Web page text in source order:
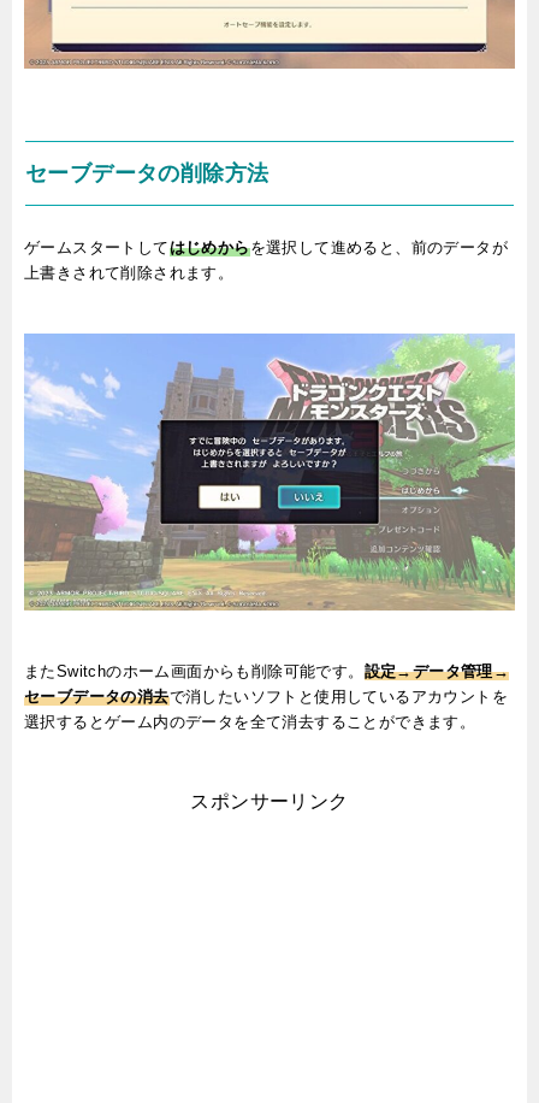
セーブデータの削除方法
ゲームスタートしてはじめからを選択して進めると、前のデータが
上書きされて削除されます。
またSwitchのホーム画面からも削除可能です。 設定→データ管理→
セーブデータの消去で消したいソフトと使用しているアカウントを
選択するとゲーム内のデータを全て消去することができます。
スポンサーリンク